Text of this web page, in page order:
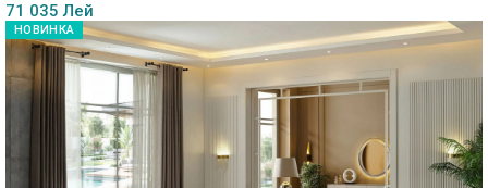
71 035 Лей
НОВИНКА